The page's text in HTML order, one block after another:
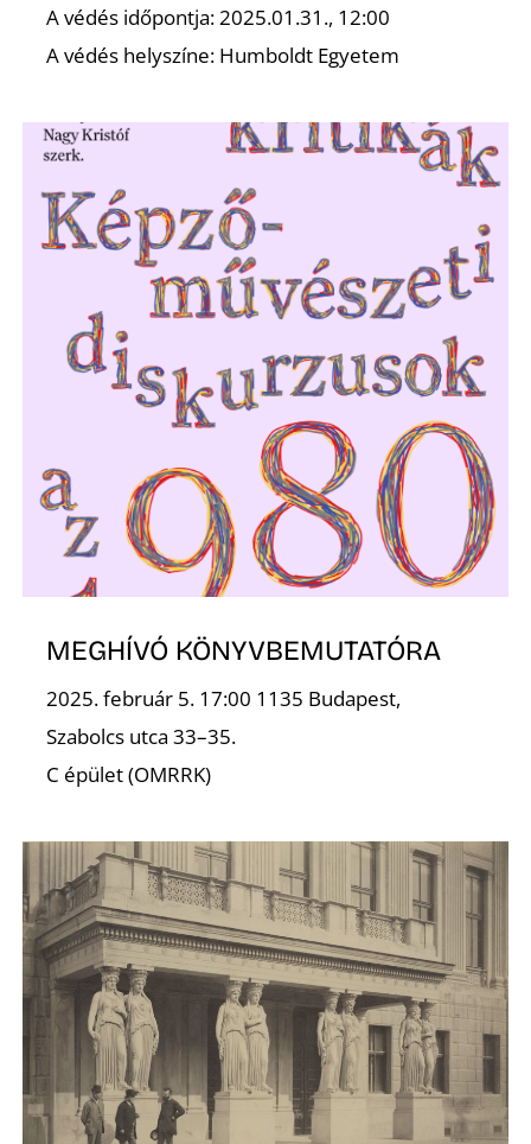
A védés időpontja: 2025.01.31., 12:00
A védés helyszíne: Humboldt Egyetem
MEGHÍVÓ KÖNYVBEMUTATÓRA
2025. február 5. 17:00 1135 Budapest,
Szabolcs utca 33–35.
C épület (OMRRK)